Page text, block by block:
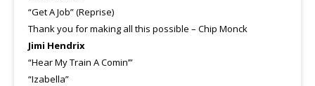
“Get A Job” (Reprise)
Thank you for making all this possible – Chip Monck
Jimi Hendrix
“Hear My Train A Comin’”
“Izabella”